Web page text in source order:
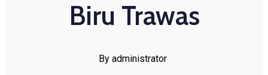
Biru Trawas
By administrator